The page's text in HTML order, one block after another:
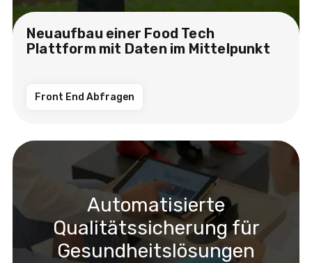
Neuaufbau einer Food Tech
Plattform mit Daten im Mittelpunkt
Front End Abfragen
Automatisierte
Qualitätssicherung für
Gesundheitslösungen